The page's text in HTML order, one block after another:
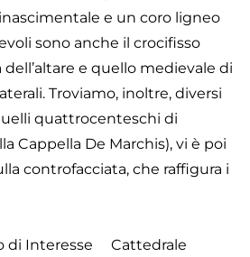
e un coro ligneo
sono anche il crocifisso
dell’altare e quello medievale di
Troviamo, inoltre, diversi
quattrocenteschi di
Cappella De Marchis), vi è poi
controfacciata, che raffigura i
di Interesse
Cattedrale